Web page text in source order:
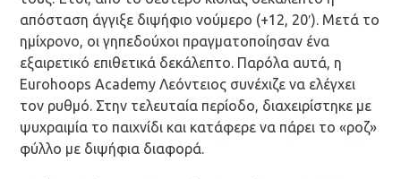
απόσταση άγγιξε διψήφιο νούμερο (+12, 20′). Μετά το
ημίχρονο, οι γηπεδούχοι πραγματοποίησαν ένα
εξαιρετικό επιθετικά δεκάλεπτο. Παρόλα αυτά, η
Eurohoops Academy Λεόντειος συνέχιζε να ελέγχει
τον ρυθμό. Στην τελευταία περίοδο, διαχειρίστηκε με
ψυχραιμία το παιχνίδι και κατάφερε να πάρει το «ροζ»
φύλλο με διψήφια διαφορά.